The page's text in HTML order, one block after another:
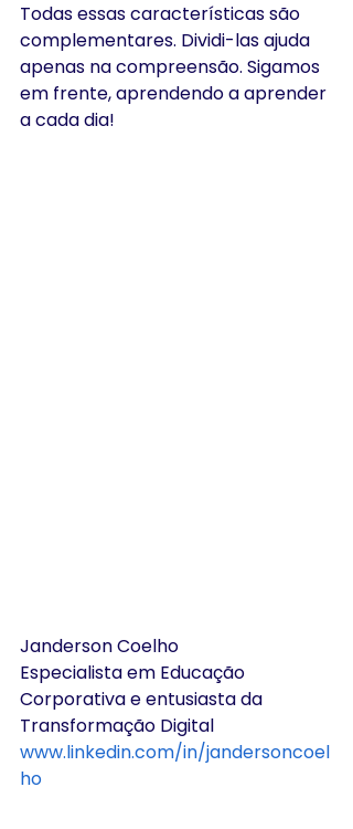
Todas essas características são
complementares. Dividi-las ajuda
apenas na compreensão. Sigamos
em frente, aprendendo a aprender
a cada dia!
Janderson Coelho
Especialista em Educação
Corporativa e entusiasta da
Transformação Digital
www.linkedin.com/in/jandersoncoel
ho